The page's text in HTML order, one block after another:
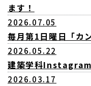
ます！
2026.07.05
毎月第1日曜日「カ
2026.05.22
建築学科Instagram
2026.03.17